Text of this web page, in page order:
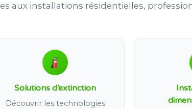
aux installations résidentielles,
Solutions d’extinction
Découvrir les technologies